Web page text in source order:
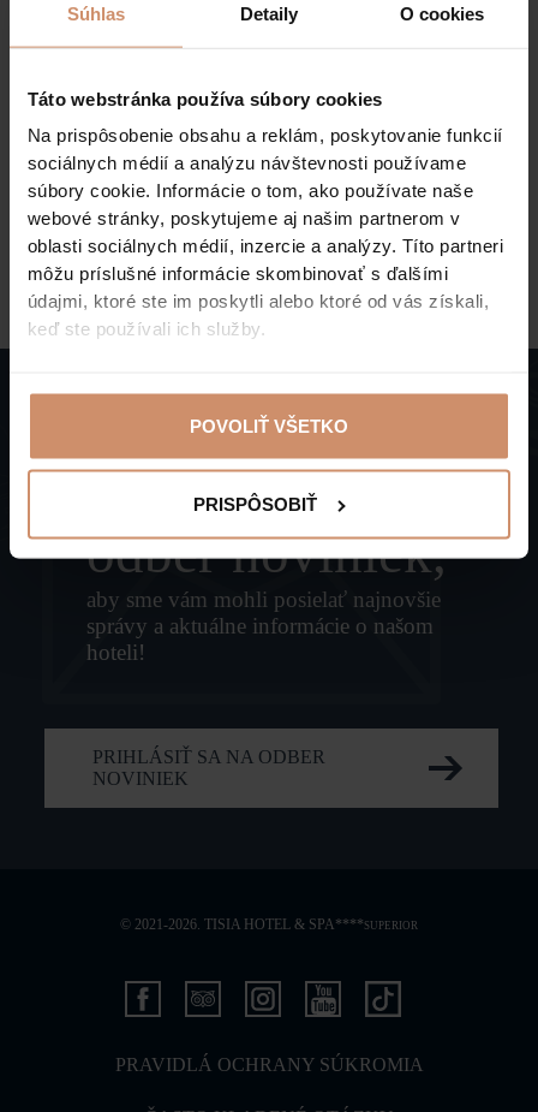
Súhlas Detaily O cookies
Táto webstránka používa súbory cookies
Na prispôsobenie obsahu a reklám, poskytovanie funkcií
sociálnych médií a analýzu návštevnosti používame
súbory cookie. Informácie o tom, ako používate naše
webové stránky, poskytujeme aj našim partnerom v
oblasti sociálnych médií, inzercie a analýzy. Títo partneri
môžu príslušné informácie skombinovať s ďalšími
údajmi, ktoré ste im poskytli alebo ktoré od vás získali,
keď ste používali ich služby.
POVOLIŤ VŠETKO
PRISPÔSOBIŤ
zasielal newsletter (propagačnú ponuku) na
moju e-mailovú adresu.
Prečítal som si a beriem na vedomie hotel
pravidlá ochrany údajov.
PRIHLÁSIŤ SA NA
Prihlásiť sa na
odber noviniek,
aby sme vám mohli posielať najnovšie
správy a aktuálne informácie o našom
hoteli!
PRIHLÁSIŤ SA NA ODBER
NOVINIEK
© 2021-2026. TISIA HOTEL & SPA**** SUPERIOR
PRAVIDLÁ OCHRANY SÚKROMIA